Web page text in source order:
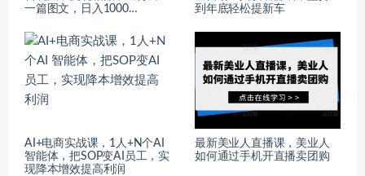
一篇图文，日入1000…
到年底轻松提新车
AI+电商实战课，1人+N个AI
智能体，把SOP变AI员工，实
现降本增效提高利润
最新美业人直播课，美业人
如何通过手机开直播卖团购